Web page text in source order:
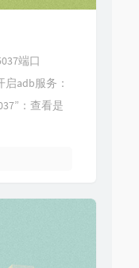
端口
adb服务：
：查看是